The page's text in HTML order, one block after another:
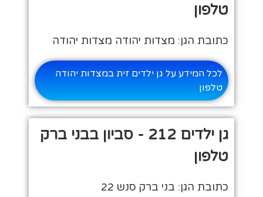
טלפון
כתובת הגן: מצדות יהודה מצדות יהודה
לכל המידע על גן ילדים זית במצדות יהודה
טלפון
גן ילדים 212 - סביון בבני ברק
טלפון
כתובת הגן: בני ברק סנש 22